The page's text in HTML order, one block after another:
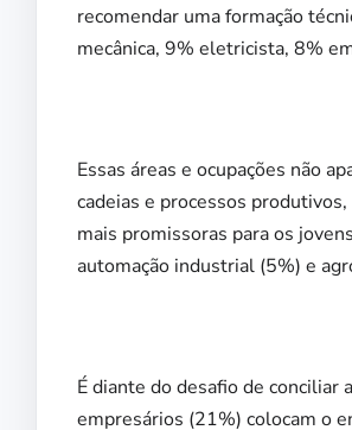
recomendar uma formação
mecânica, 9% eletricista, 8%
Essas áreas e ocupações não
cadeias e processos
mais promissoras para os
automação industrial (5%) e
É diante do desafio de
empresários (21%) colocam o